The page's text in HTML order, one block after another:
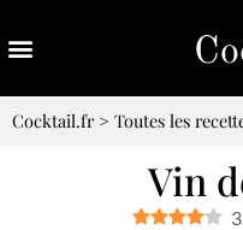
Cocktail.fr> Toutes les
Vin